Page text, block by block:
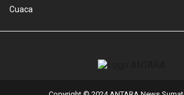
Cuaca